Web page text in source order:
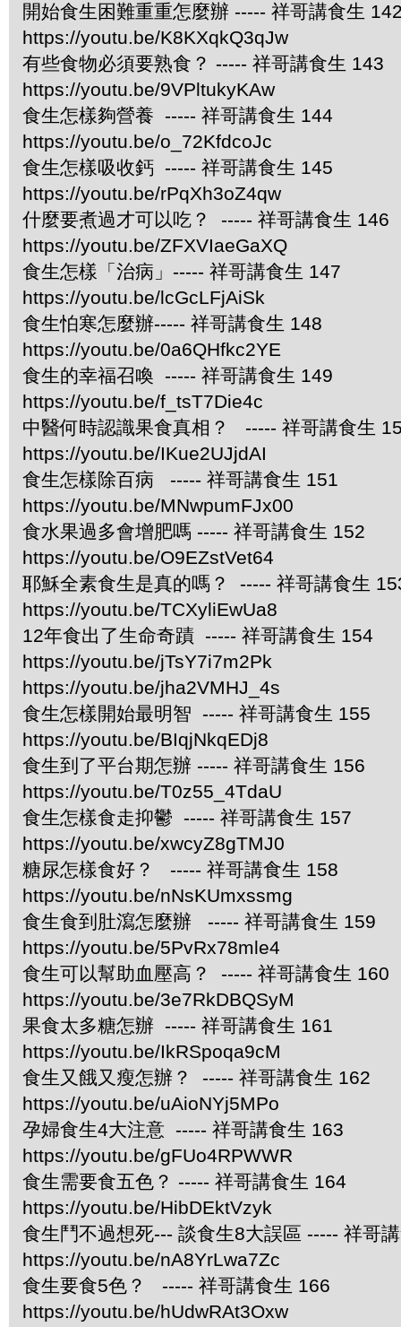
開始食生困難重重怎麼辦 ----- 祥哥講食生
https://youtu.be/K8KXqkQ3qJw
有些食物必須要熟食？ ----- 祥哥講食生 143
https://youtu.be/9VPltukyKAw
食生怎樣夠營養 ----- 祥哥講食生 144
https://youtu.be/o_72KfdcoJc
食生怎樣吸收鈣 ----- 祥哥講食生 145
https://youtu.be/rPqXh3oZ4qw
什麼要煮過才可以吃？ ----- 祥哥講食生 146
https://youtu.be/ZFXVIaeGaXQ
食生怎樣「治病」----- 祥哥講食生 147
https://youtu.be/lcGcLFjAiSk
食生怕寒怎麼辦----- 祥哥講食生 148
https://youtu.be/0a6QHfkc2YE
食生的幸福召喚 ----- 祥哥講食生 149
https://youtu.be/f_tsT7Die4c
中醫何時認識果食真相？ ----- 祥哥講食生
https://youtu.be/IKue2UJjdAI
食生怎樣除百病 ----- 祥哥講食生 151
https://youtu.be/MNwpumFJx00
食水果過多會增肥嗎 ----- 祥哥講食生 152
https://youtu.be/O9EZstVet64
耶穌全素食生是真的嗎？ ----- 祥哥講食生
https://youtu.be/TCXyliEwUa8
12年食出了生命奇蹟 ----- 祥哥講食生 154
https://youtu.be/jTsY7i7m2Pk
https://youtu.be/jha2VMHJ_4s
食生怎樣開始最明智 ----- 祥哥講食生 155
https://youtu.be/BIqjNkqEDj8
食生到了平台期怎辦 ----- 祥哥講食生 156
https://youtu.be/T0z55_4TdaU
食生怎樣食走抑鬱 ----- 祥哥講食生 157
https://youtu.be/xwcyZ8gTMJ0
糖尿怎樣食好？ ----- 祥哥講食生 158
https://youtu.be/nNsKUmxssmg
食生食到肚瀉怎麼辦 ----- 祥哥講食生 159
https://youtu.be/5PvRx78mle4
食生可以幫助血壓高？ ----- 祥哥講食生 160
https://youtu.be/3e7RkDBQSyM
果食太多糖怎辦 ----- 祥哥講食生 161
https://youtu.be/IkRSpoqa9cM
食生又餓又瘦怎辦？ ----- 祥哥講食生 162
https://youtu.be/uAioNYj5MPo
孕婦食生4大注意 ----- 祥哥講食生 163
https://youtu.be/gFUo4RPWWR
食生需要食五色？ ----- 祥哥講食生 164
https://youtu.be/HibDEktVzyk
食生鬥不過想死--- 談食生8大誤區 ----- 祥哥
https://youtu.be/nA8YrLwa7Zc
食生要食5色？ ----- 祥哥講食生 166
https://youtu.be/hUdwRAt3Oxw